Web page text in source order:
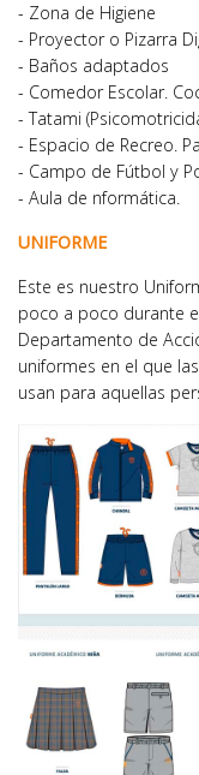
- Zona de Higiene
- Proyector o Pizarra
- Baños adaptados
- Comedor Escolar.
- Tatami
- Espacio de Recreo.
- Campo de Fútbol y
- Aula de nformática.
UNIFORME
Este es nuestro
poco a poco durante
Departamento de
uniformes en el que
usan para aquellas